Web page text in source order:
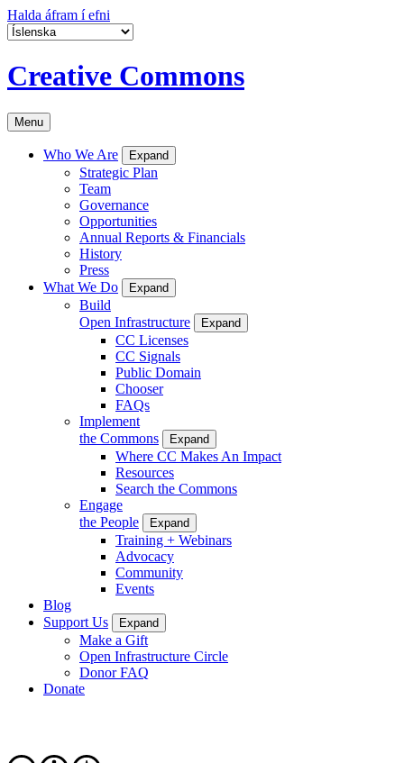
Halda áfram í efni
Creative Commons
Menu
Who We Are Expand
Strategic Plan
Team
Governance
Opportunities
Annual Reports & Financials
History
Press
What We Do
Expand
Build
Open Infrastructure
Expand
CC Licenses
CC Signals
Public Domain
Chooser
FAQs
Implement
the Commons
Expand
Where CC Makes An Impact
Resources
Search the Commons
Engage
the People
Expand
Training + Webinars
Advocacy
Community
Events
Blog
Support Us
Expand
Make a Gift
Open Infrastructure Circle
Donor FAQ
Donate